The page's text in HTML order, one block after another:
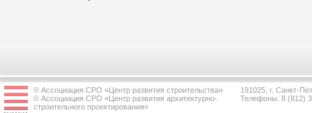
© Ассоциация СРО «Центр развития строительства»
© Ассоциация СРО «Центр развития архитектурно-
строительного проектирования»
191025, г. Санкт-
Телефоны: 8 (812)